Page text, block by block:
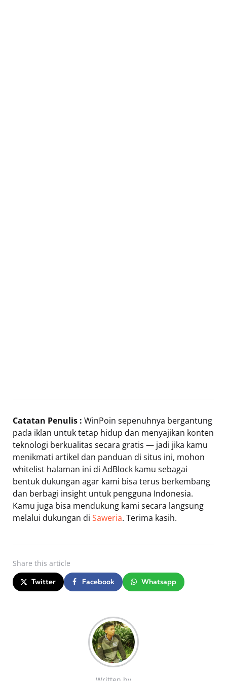
Catatan Penulis : WinPoin sepenuhnya bergantung
pada iklan untuk tetap hidup dan menyajikan konten
teknologi berkualitas secara gratis — jadi jika kamu
menikmati artikel dan panduan di situs ini, mohon
whitelist halaman ini di AdBlock kamu sebagai
bentuk dukungan agar kami bisa terus berkembang
dan berbagi insight untuk pengguna Indonesia.
Kamu juga bisa mendukung kami secara langsung
melalui dukungan di Saweria. Terima kasih.
Share this article
Twitter Facebook Whatsapp